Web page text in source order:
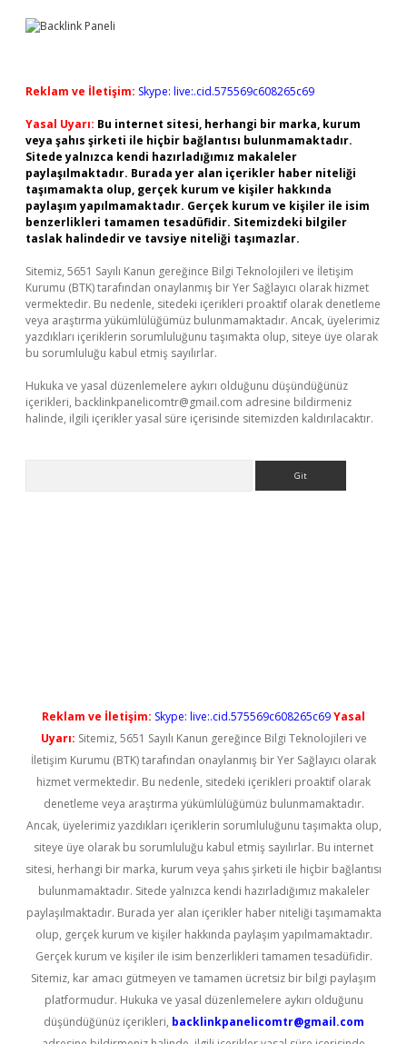
Reklam ve İletişim: Skype: live:.cid.575569c608265c69
Yasal Uyarı: Bu internet sitesi, herhangi bir marka, kurum
veya şahıs şirketi ile hiçbir bağlantısı bulunmamaktadır.
Sitede yalnızca kendi hazırladığımız makaleler
paylaşılmaktadır. Burada yer alan içerikler haber niteliği
taşımamakta olup, gerçek kurum ve kişiler hakkında
paylaşım yapılmamaktadır. Gerçek kurum ve kişiler ile isim
benzerlikleri tamamen tesadüfidir. Sitemizdeki bilgiler
taslak halindedir ve tavsiye niteliği taşımazlar.
Sitemiz, 5651 Sayılı Kanun gereğince Bilgi Teknolojileri ve İletişim
Kurumu (BTK) tarafından onaylanmış bir Yer Sağlayıcı olarak hizmet
vermektedir. Bu nedenle, sitedeki içerikleri proaktif olarak denetleme
veya araştırma yükümlülüğümüz bulunmamaktadır. Ancak, üyelerimiz
yazdıkları içeriklerin sorumluluğunu taşımakta olup, siteye üye olarak
bu sorumluluğu kabul etmiş sayılırlar.
Hukuka ve yasal düzenlemelere aykırı olduğunu düşündüğünüz
içerikleri, backlinkpanelicomtr@gmail.com adresine bildirmeniz
halinde, ilgili içerikler yasal süre içerisinde sitemizden kaldırılacaktır.
Reklam ve İletişim: Skype: live:.cid.575569c608265c69Yasal
Uyarı: Sitemiz, 5651 Sayılı Kanun gereğince Bilgi Teknolojileri ve
İletişim Kurumu (BTK) tarafından onaylanmış bir Yer Sağlayıcı olarak
hizmet vermektedir. Bu nedenle, sitedeki içerikleri proaktif olarak
denetleme veya araştırma yükümlülüğümüz bulunmamaktadır.
Ancak, üyelerimiz yazdıkları içeriklerin sorumluluğunu taşımakta olup,
siteye üye olarak bu sorumluluğu kabul etmiş sayılırlar. Bu internet
sitesi, herhangi bir marka, kurum veya şahıs şirketi ile hiçbir bağlantısı
bulunmamaktadır. Sitede yalnızca kendi hazırladığımız makaleler
paylaşılmaktadır. Burada yer alan içerikler haber niteliği taşımamakta
olup, gerçek kurum ve kişiler hakkında paylaşım yapılmamaktadır.
Gerçek kurum ve kişiler ile isim benzerlikleri tamamen tesadüfidir.
Sitemiz, kar amacı gütmeyen ve tamamen ücretsiz bir bilgi paylaşım
platformudur. Hukuka ve yasal düzenlemelere aykırı olduğunu
düşündüğünüz içerikleri, backlinkpanelicomtr@gmail.com